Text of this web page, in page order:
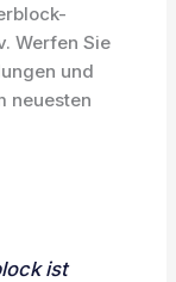
Werfen Sie
und
neuesten
ist